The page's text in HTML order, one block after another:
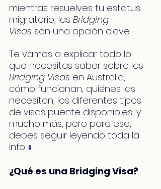
mientras resuelves tu estatus
migratorio, las Bridging
Visas son una opción clave.
Te vamos a explicar todo lo
que necesitas saber sobre las
Bridging Visas en Australia,
cómo funcionan, quiénes las
necesitan, los diferentes tipos
de visas puente disponibles, y
mucho más, pero para eso,
debes seguir leyendo toda la
info ⬇️
¿Qué es una Bridging Visa?